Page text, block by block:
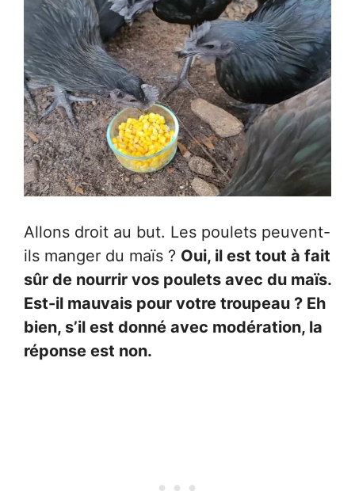
Allons droit au but. Les poulets peuvent-
ils manger du maïs ? Oui, il est tout à fait
sûr de nourrir vos poulets avec du maïs.
Est-il mauvais pour votre troupeau ? Eh
bien, s’il est donné avec modération, la
réponse est non.